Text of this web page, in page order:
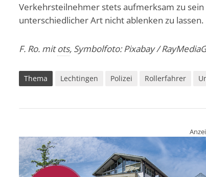
Verkehrsteilnehmer stets aufmerksam zu
unterschiedlicher Art nicht ablenken zu lassen.
F. Ro. mitots, Symbolfoto: Pixabay /
Thema Lechtingen Polizei Rollerfahrer